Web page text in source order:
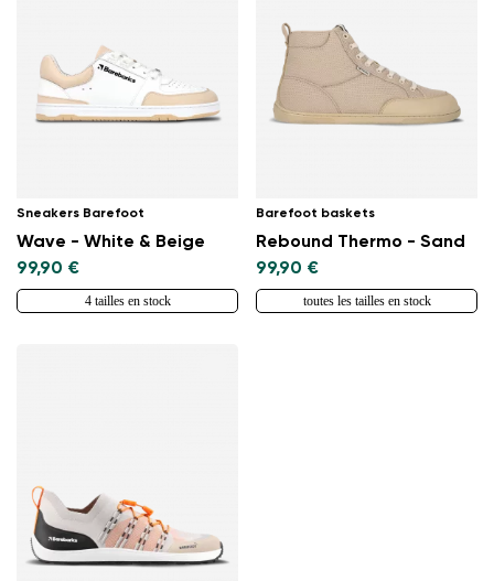
Sneakers Barefoot
Wave - White & Beige
99,90 €
4 tailles en stock
Barefoot baskets
Rebound Thermo - Sand
99,90 €
toutes les tailles en stock